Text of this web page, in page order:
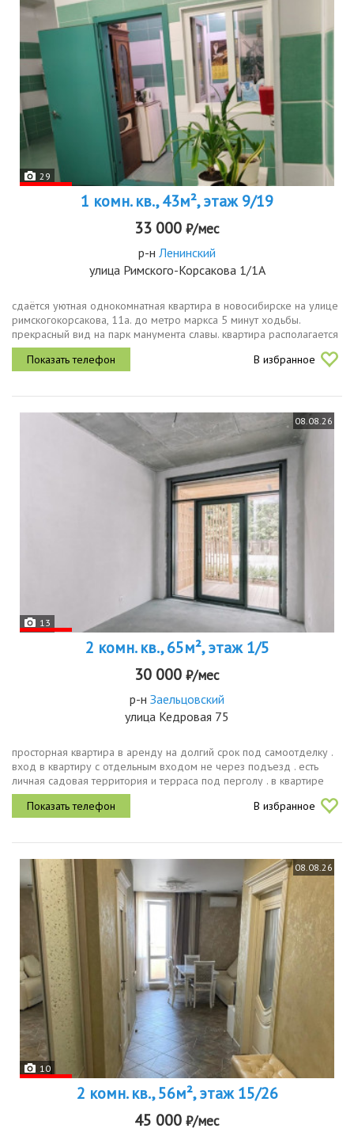
29
1 комн. кв., 43м², этаж 9/19
33 000 ₽/мес
р-н Ленинский
улица Римского-Корсакова 1/1А
сдаётся уютная однокомнатная квартира в новосибирске на улице
римскогокорсакова, 11а. до метро маркса 5 минут ходьбы.
прекрасный вид на парк манумента славы. квартира располагается
на 9 этаже современного 19этажного монолитного дома,
построенного в...
В избранное
08.08.26
13
2 комн. кв., 65м², этаж 1/5
30 000 ₽/мес
р-н Заельцовский
улица Кедровая 75
просторная квартира в аренду на долгий срок под самоотделку .
вход в квартиру с отдельным входом не через подъезд . есть
личная садовая территория и терраса под перголу . в квартире
имеется 2 санузла, один можно переоборудовать в гардероб
или...
В избранное
08.08.26
10
2 комн. кв., 56м², этаж 15/26
45 000 ₽/мес